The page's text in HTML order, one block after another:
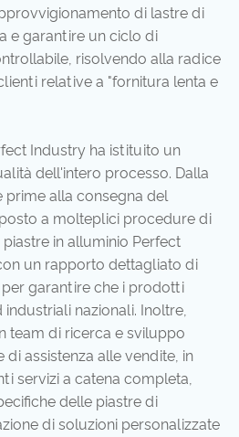
di lastre di
e garantire un ciclo di
risolvendo alla radice
relative a "fornitura lenta e
Industry ha istituito un
dell'intero processo. Dalla
prime alla consegna del
a molteplici procedure di
in alluminio Perfect
un rapporto dettagliato di
garantire che i prodotti
nazionali. Inoltre,
team di ricerca e sviluppo
assistenza alle vendite, in
servizi a catena completa,
delle piastre di
di soluzioni personalizzate